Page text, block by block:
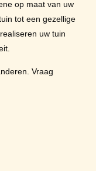
op maat van uw
tot een gezellige
uw tuin
Vraag